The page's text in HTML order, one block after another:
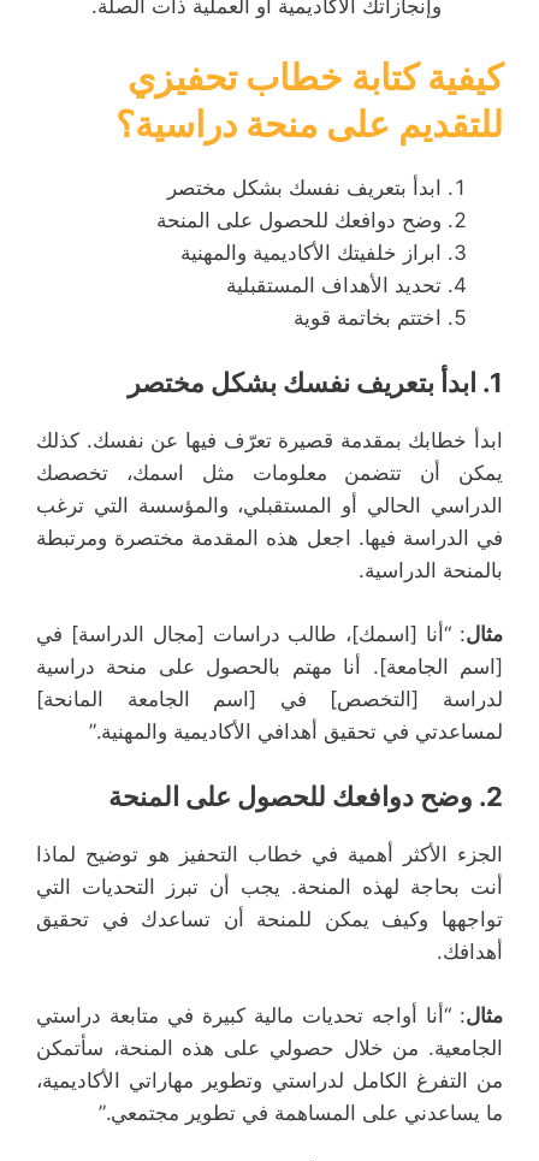
وإنجازاتك الأكاديمية أو العملية ذات الصلة.
كيفية كتابة خطاب تحفيزي
للتقديم على منحة دراسية؟
ابدأ بتعريف نفسك بشكل مختصر
وضح دوافعك للحصول على المنحة
ابراز خلفيتك الأكاديمية والمهنية
تحديد الأهداف المستقبلية
اختتم بخاتمة قوية
1. ابدأ بتعريف نفسك بشكل مختصر
ابدأ خطابك بمقدمة قصيرة تعرّف فيها عن نفسك. كذلك
يمكن أن تتضمن معلومات مثل اسمك، تخصصك
الدراسي الحالي أو المستقبلي، والمؤسسة التي ترغب
في الدراسة فيها. اجعل هذه المقدمة مختصرة ومرتبطة
بالمنحة الدراسية.
مثال: “أنا [اسمك]، طالب دراسات [مجال الدراسة] في
[اسم الجامعة]. أنا مهتم بالحصول على منحة دراسية
لدراسة [التخصص] في [اسم الجامعة المانحة]
لمساعدتي في تحقيق أهدافي الأكاديمية والمهنية.”
2. وضح دوافعك للحصول على المنحة
الجزء الأكثر أهمية في خطاب التحفيز هو توضيح لماذا
أنت بحاجة لهذه المنحة. يجب أن تبرز التحديات التي
تواجهها وكيف يمكن للمنحة أن تساعدك في تحقيق
أهدافك.
مثال: “أنا أواجه تحديات مالية كبيرة في متابعة دراستي
الجامعية. من خلال حصولي على هذه المنحة، سأتمكن
من التفرغ الكامل لدراستي وتطوير مهاراتي الأكاديمية،
ما يساعدني على المساهمة في تطوير مجتمعي.”